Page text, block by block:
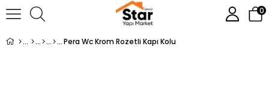
0
Pera Wc Krom Rozetli Kapı Kolu